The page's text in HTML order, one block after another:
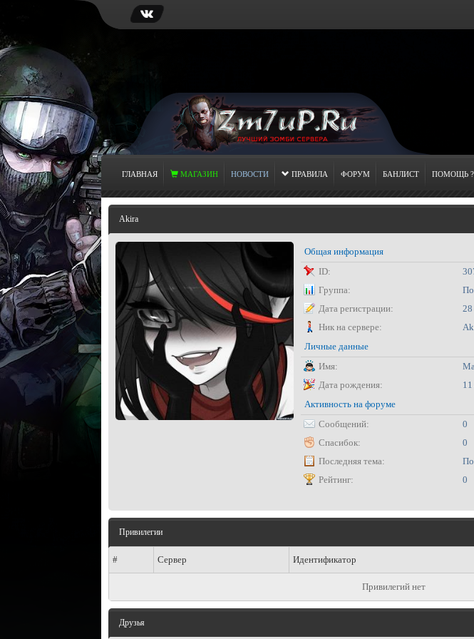
ГЛАВНАЯ МАГАЗИН НОВОСТИ ПРАВИЛА ФОРУМ БАНЛИСТ ПОМОЩЬ ?
Akira
Общая информация
ID:
Группа:
Дата регистрации:
28
Ник на сервере:
Личные данные
Имя:
Дата рождения:
Активность на форуме
Сообщений:
0
Спасибок:
0
Последняя тема:
Рейтинг:
0
Привилегии
# Сервер Идентификатор
Привилегий нет
Друзья